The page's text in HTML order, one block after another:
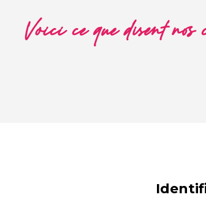
Voici ce que disent nos